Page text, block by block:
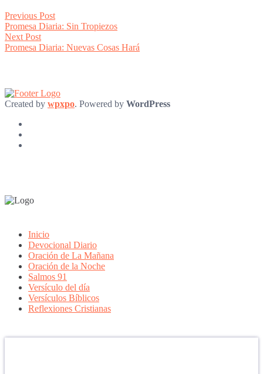
Post
navigation
Previous PostPrevious
post:
Promesa Diaria: Sin Tropiezos
Next PostNext
post:
Promesa Diaria: Nuevas Cosas Hará
Created by wpxpo. Powered by WordPress
Inicio
Devocional Diario
Oración de La Mañana
Oración de la Noche
Salmos 91
Versículo del día
Versículos Bíblicos
Reflexiones Cristianas